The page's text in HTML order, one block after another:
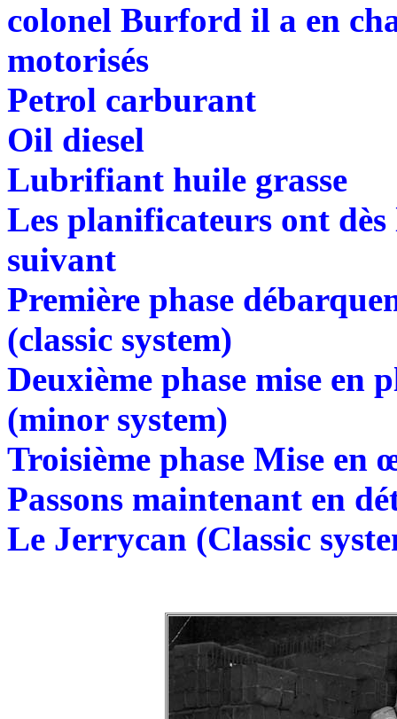
colonel Burford il a en
motorisés
Petrol carburant
Oil diesel
Lubrifiant huile grasse
Les planificateurs ont
suivant
Première phase
(classic system)
Deuxième phase mise en
(minor system)
Troisième phase Mise en
Passons maintenant en
Le Jerrycan (Classic